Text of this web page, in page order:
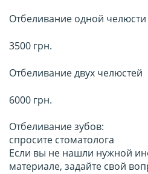
Отбеливание одной челюсти
3500 грн.
Отбеливание двух челюстей
6000 грн.
Отбеливание зубов:
спросите стоматолога
Если вы не нашли нужной
материале, задайте свой